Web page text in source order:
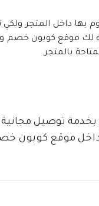
بها داخل المتجر
لك موقع كوبون خصم
بخدمة توصيل
داخل موقع كوبون